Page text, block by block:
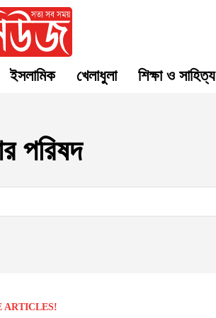
ইসলামিক খেলাধুলা শিক্ষা ও সাহিত্য
পরিষদ
ARTICLES!